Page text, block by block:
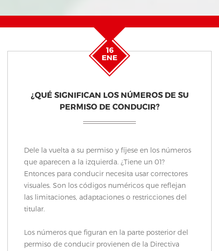
16
ENE
¿QUÉ SIGNIFICAN LOS NÚMEROS DE SU
PERMISO DE CONDUCIR?
Dele la vuelta a su permiso y fíjese en los números
que aparecen a la izquierda. ¿Tiene un 01?
Entonces para conducir necesita usar correctores
visuales. Son los códigos numéricos que reflejan
las limitaciones, adaptaciones o restricciones del
titular.
Los números que figuran en la parte posterior del
permiso de conducir provienen de la Directiva